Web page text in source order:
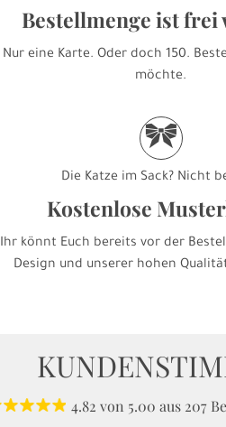
Bestellmenge ist frei
Nur eine Karte. Oder doch 150.
möchte.
r
Die Katze im Sack? Nicht
Kostenlose
Ihr könnt Euch bereits vor der
Design und unserer hohen
4.82 von 5.00 aus 207